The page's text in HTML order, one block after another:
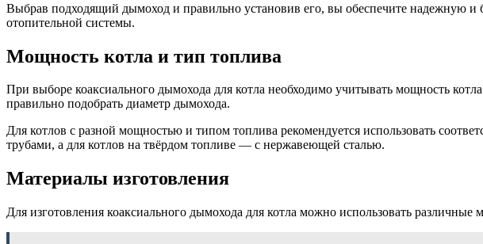
Выбрав подходящий дымоход и правильно установив его, вы обеспечите надежную и
отопительной системы.
Мощность котла и тип топлива
При выборе коаксиального дымохода для котла необходимо учитывать мощность
правильно подобрать диаметр дымохода.
Для котлов с разной мощностью и типом топлива рекомендуется использовать
трубами, а для котлов на твёрдом топливе — с нержавеющей сталью.
Материалы изготовления
Для изготовления коаксиального дымохода для котла можно использовать различные